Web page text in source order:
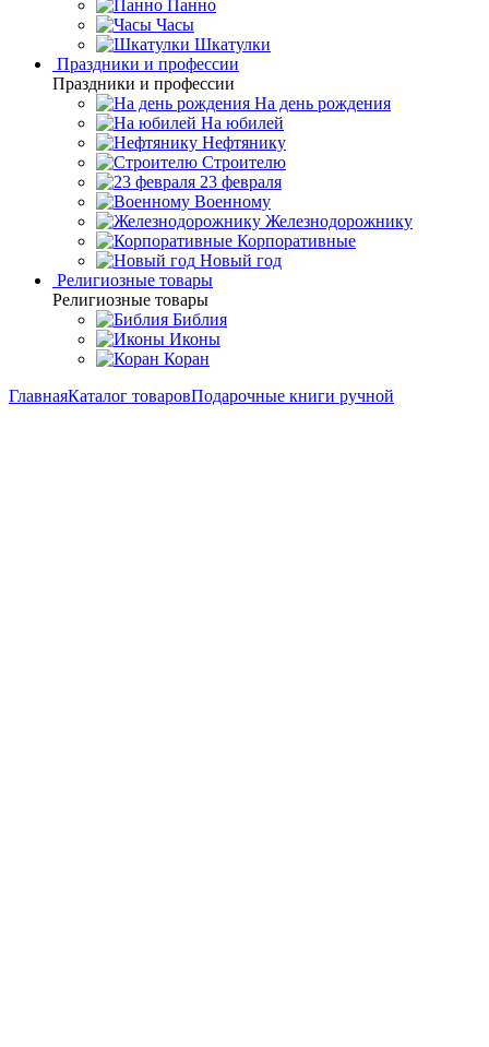
Панно
Часы
Шкатулки
Праздники и профессии
Праздники и профессии
На день рождения
На юбилей
Нефтянику
Строителю
23 февраля
Военному
Железнодорожнику
Корпоративные
Новый год
Религиозные товары
Религиозные товары
Библия
Иконы
Коран
ГлавнаяКаталог товаровПодарочные книги ручной